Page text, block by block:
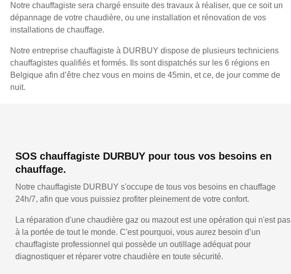
Notre chauffagiste sera chargé ensuite des travaux à réaliser, que ce soit un
dépannage de votre chaudière, ou une installation et rénovation de vos
installations de chauffage.
Notre entreprise chauffagiste à DURBUY dispose de plusieurs techniciens
chauffagistes qualifiés et formés. Ils sont dispatchés sur les 6 régions en
Belgique afin d’être chez vous en moins de 45min, et ce, de jour comme de
nuit.
SOS chauffagiste DURBUY pour tous vos besoins en
chauffage.
Notre chauffagiste DURBUY s'occupe de tous vos besoins en chauffage
24h/7, afin que vous puissiez profiter pleinement de votre confort.
La réparation d'une chaudière gaz ou mazout est une opération qui n'est pas
à la portée de tout le monde. C'est pourquoi, vous aurez besoin d’un
chauffagiste professionnel qui possède un outillage adéquat pour
diagnostiquer et réparer votre chaudière en toute sécurité.